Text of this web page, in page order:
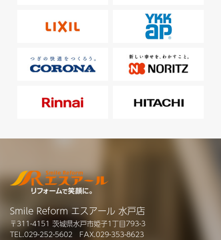
Smile Reform エスアール 水戸店
〒311-4151 茨城県水戸市姫子1丁目793-3
TEL.029-252-5602 FAX.029-353-8623